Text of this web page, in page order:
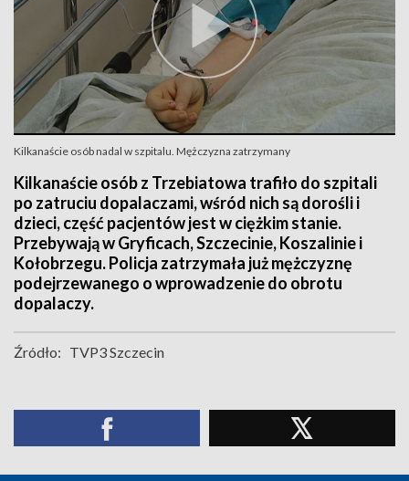
Kilkanaście osób nadal w szpitalu. Mężczyzna zatrzymany
Kilkanaście osób z Trzebiatowa trafiło do szpitali
po zatruciu dopalaczami, wśród nich są dorośli i
dzieci, część pacjentów jest w ciężkim stanie.
Przebywają w Gryficach, Szczecinie, Koszalinie i
Kołobrzegu. Policja zatrzymała już mężczyznę
podejrzewanego o wprowadzenie do obrotu
dopalaczy.
Źródło: TVP3 Szczecin